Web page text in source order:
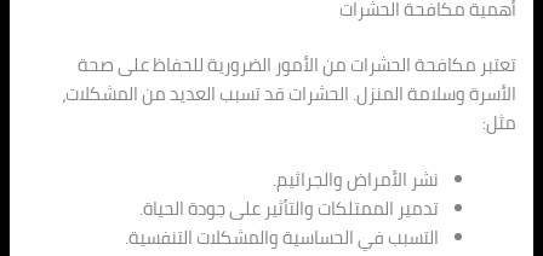
أهمية مكافحة الحشرات
تعتبر مكافحة الحشرات من الأمور الضرورية للحفاظ على صحة
الأسرة وسلامة المنزل. الحشرات قد تسبب العديد من المشكلات،
مثل:
نشر الأمراض والجراثيم.
تدمير الممتلكات والتأثير على جودة الحياة.
التسبب في الحساسية والمشكلات التنفسية.